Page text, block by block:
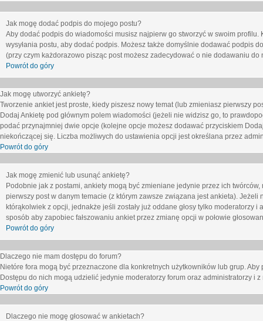
Jak mogę dodać podpis do mojego postu?
Aby dodać podpis do wiadomości musisz najpierw go stworzyć w swoim
wysyłania postu, aby dodać podpis. Możesz także domyślnie dodawać podpis
(przy czym każdorazowo pisząc post możesz zadecydować o nie dodawaniu
Powrót do góry
Jak mogę utworzyć ankietę?
Tworzenie ankiet jest proste, kiedy piszesz nowy temat (lub zmieniasz pierwszy
Dodaj Ankietę pod głównym polem wiadomości (jeżeli nie widzisz go, to
podać przynajmniej dwie opcje (kolejne opcje możesz dodawać przyciskiem
niekończącej się. Liczba możliwych do ustawienia opcji jest określana przez
Powrót do góry
Jak mogę zmienić lub usunąć ankietę?
Podobnie jak z postami, ankiety mogą być zmieniane jedynie przez ich
pierwszy post w danym temacie (z którym zawsze związana jest ankieta).
którąkolwiek z opcji, jednakże jeśli zostały już oddane głosy tylko
sposób aby zapobiec fałszowaniu ankiet przez zmianę opcji w połowie
Powrót do góry
Dlaczego nie mam dostępu do forum?
Nietóre fora mogą być przeznaczone dla konkretnych użytkowników lub grup.
Dostępu do nich mogą udzielić jedynie moderatorzy forum oraz administratorzy i
Powrót do góry
Dlaczego nie mogę głosować w ankietach?